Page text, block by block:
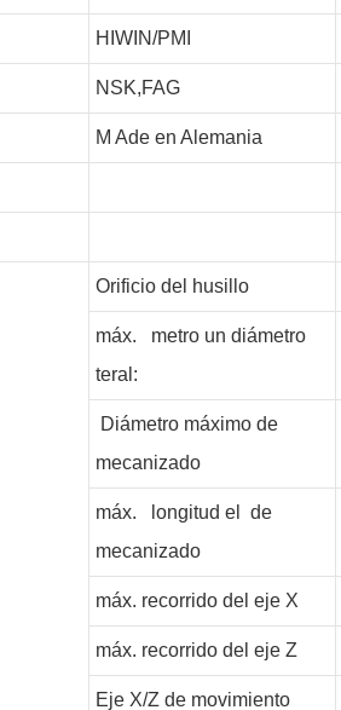
HIWIN/PMI
NSK,FAG
M Ade en Alemania
Orificio del husillo
máx. metroun diámetro
teral:
Diámetro máximo de
mecanizado
máx. longitud el
de
mecanizado
máx. recorrido del eje X
máx. recorrido del eje Z
Eje X/Z de movimiento